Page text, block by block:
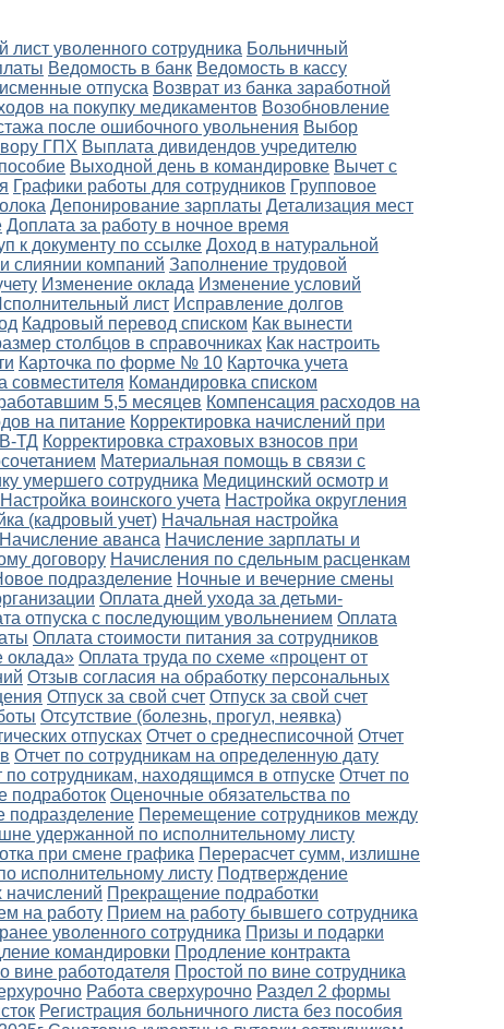
лист уволенного сотрудника Больничный
Ведомость в банк Ведомость в кассу
отпуска Возврат из банка заработной
на покупку медикаментов Возобновление
после ошибочного увольнения Выбор
ГПХ Выплата дивидендов учредителю
Выходной день в командировке Вычет с
Графики работы для сотрудников Групповое
Депонирование зарплаты Детализация мест
Доплата за работу в ночное время
к документу по ссылке Доход в натуральной
слиянии компаний Заполнение трудовой
Изменение оклада Изменение условий
лист Исправление долгов
Кадровый перевод списком Как вынести
столбцов в справочниках Как настроить
Карточка по форме № 10 Карточка учета
совместителя Командировка списком
5,5 месяцев Компенсация расходов на
на питание Корректировка начислений при
ТД Корректировка страховых взносов при
Материальная помощь в связи с
умершего сотрудника Медицинский осмотр и
Настройка воинского учета Настройка округления
(кадровый учет) Начальная настройка
Начисление аванса Начисление зарплаты и
договору Начисления по сдельным расценкам
подразделение Ночные и вечерние смены
Оплата дней ухода за детьми-
отпуска с последующим увольнением Оплата
Оплата стоимости питания за сотрудников
оклада» Оплата труда по схеме «процент от
Отзыв согласия на обработку персональных
Отпуск за свой счет Отпуск за свой счет
Отсутствие (болезнь, прогул, неявка)
отпусках Отчет о среднесписочной Отчет
Отчет по сотрудникам на определенную дату
по сотрудникам, находящимся в отпуске Отчет по
подработок Оценочные обязательства по
подразделение Перемещение сотрудников между
удержанной по исполнительному листу
при смене графика Перерасчет сумм, излишне
исполнительному листу Подтверждение
Прекращение подработки
на работу Прием на работу бывшего сотрудника
уволенного сотрудника Призы и подарки
командировки Продление контракта
вине работодателя Простой по вине сотрудника
Работа сверхурочно Раздел 2 формы
Регистрация больничного листа без пособия